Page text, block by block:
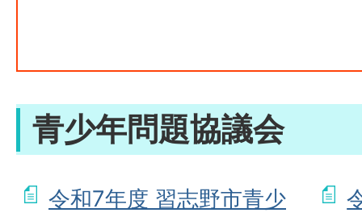
青少年問題協議会
令和7年度 習志野市青少